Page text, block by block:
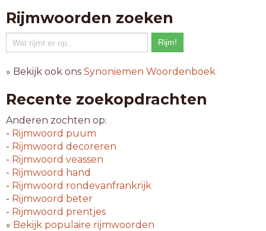
krach
nazag
omzag
opzag
prach
aanlag
aanzag
aflach
afplag
afslag
airbag
bedrag
beklag
beslag
bevlag
Rijmwoorden zoeken
» Bekijk ook ons Synoniemen Woordenboek
Recente zoekopdrachten
Anderen zochten op:
- Rijmwoord puum
- Rijmwoord decoreren
- Rijmwoord veassen
- Rijmwoord hand
- Rijmwoord rondevanfrankrijk
- Rijmwoord beter
- Rijmwoord prentjes
» Bekijk populaire rijmwoorden